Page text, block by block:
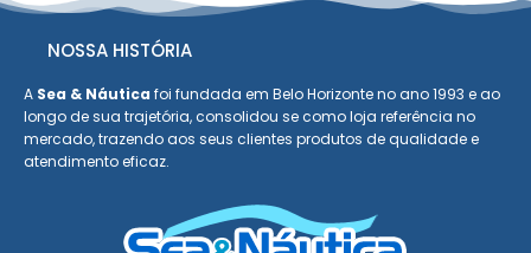
NOSSA HISTÓRIA
A Sea & Náutica foi fundada em Belo Horizonte no ano 1993 e ao
longo de sua trajetória, consolidou se como loja referência no
mercado, trazendo aos seus clientes produtos de qualidade e
atendimento eficaz.